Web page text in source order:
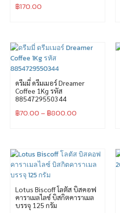
฿170.00
ดรีมมี่ ดรีมเมอร์ Dreamer
Coffee 1Kg รหัส
8854729550344
฿70.00– ฿800.00
Lotus Biscoff โลตัส บิสคอฟ
คาราเมลไลซ์ บิสกิตคาราเมล
บรรจุ 125 กรัม